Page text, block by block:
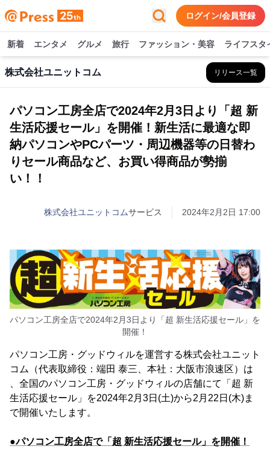
ログイン/会員登録
新着 エンタメ グルメ 旅行 ファッション・美容 ライフスタ
株式会社ユニットコム リリース一覧
パソコン工房全店で2024年2月3日より「超 新
生活応援セール」を開催！新生活に最適な即
納パソコンやPCパーツ・周辺機器等の日替わ
りセール商品など、お買い得商品が勢揃
い！！
株式会社ユニットコムサービス 2024年2月2日 17:00
パソコン工房全店で2024年2月3日より「超 新生活応援セール」を
開催！
パソコン工房・グッドウィルを運営する株式会社ユニット
コム（代表取締役：端田 泰三、本社：大阪市浪速区）は
、全国のパソコン工房・グッドウィルの店舗にて「超 新
生活応援セール」を2024年2月3日(土)から2月22日(木)ま
で開催いたします。
●パソコン工房全店で「超 新生活応援セール」を開催！